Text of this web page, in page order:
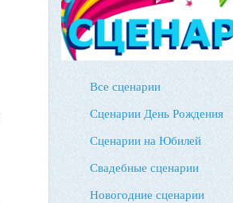
Все сценарии
Сценарии День Рождения
Сценарии на Юбилей
Свадебные сценарии
Новогодние сценарии